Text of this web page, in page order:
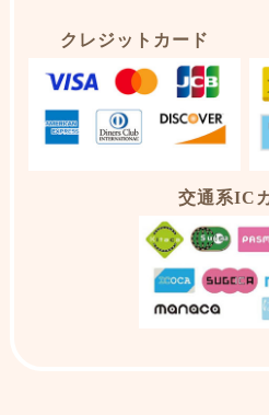
クレジットカード
交通系IC